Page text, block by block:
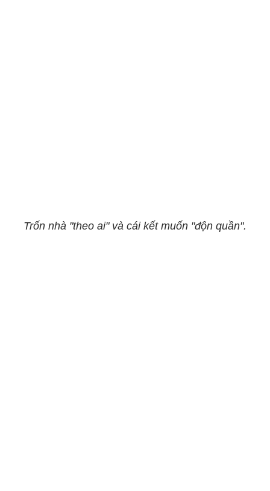
Trốn nhà "theo ai" và cái kết muốn "độn quần".